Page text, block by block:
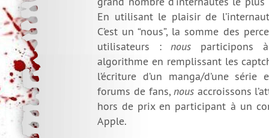
En utilisant le plaisir de
C’est un “nous”, la somme des
utilisateurs :nous participons à
algorithme en remplissant les
l’écriture d’un manga/d’une
forums de fans,nous accroissons
hors de prix en participant à un
Apple.